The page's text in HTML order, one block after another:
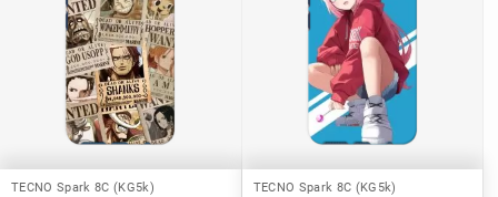
TECNO Spark 8C (KG5k) TECNO Spark 8C (KG5k)